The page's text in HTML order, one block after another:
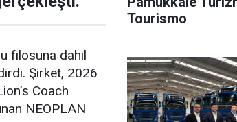
filosuna dahil
Şirket, 2026
Coach
NEOPLAN
Tourismo